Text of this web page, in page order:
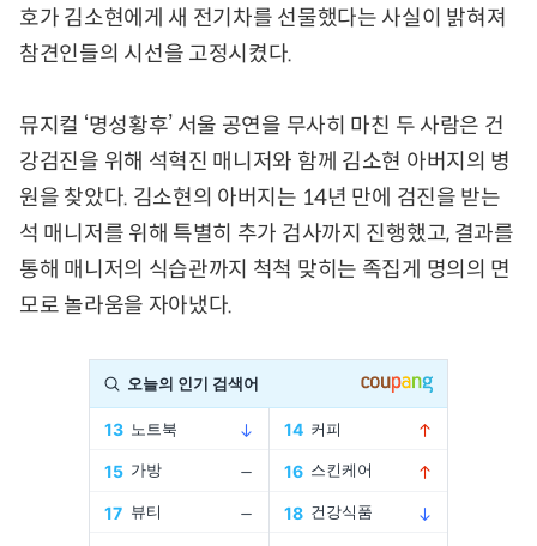
호가 김소현에게 새 전기차를 선물했다는 사실이 밝혀져
참견인들의 시선을 고정시켰다.
뮤지컬 ‘명성황후’ 서울 공연을 무사히 마친 두 사람은 건
강검진을 위해 석혁진 매니저와 함께 김소현 아버지의 병
원을 찾았다. 김소현의 아버지는 14년 만에 검진을 받는
석 매니저를 위해 특별히 추가 검사까지 진행했고, 결과를
통해 매니저의 식습관까지 척척 맞히는 족집게 명의의 면
모로 놀라움을 자아냈다.